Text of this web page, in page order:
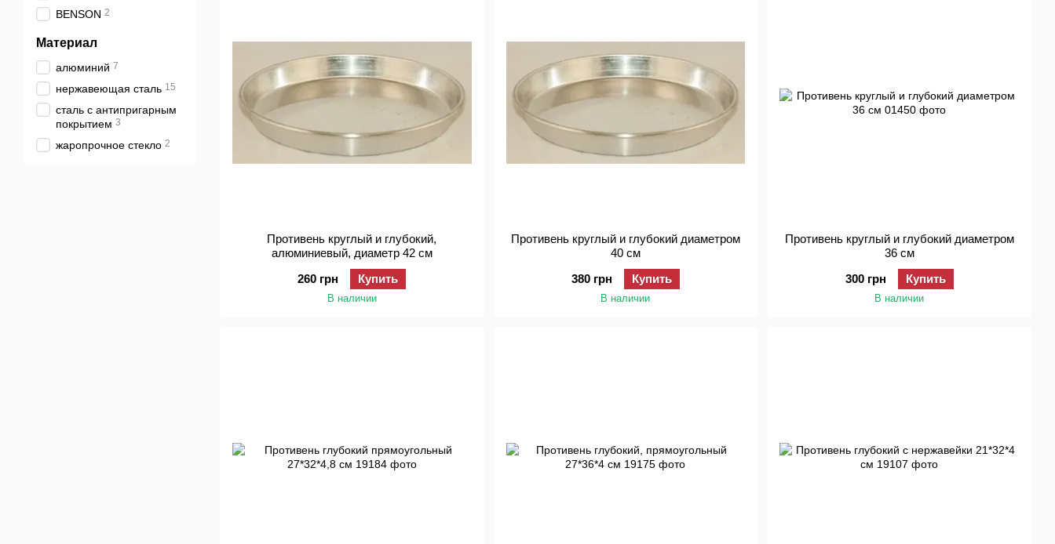
Противень круглый и глубокий,
алюминиевый, диаметр 42 см
260 грн
Купить
В наличии
Противень круглый и глубокий диаметром
40 см
380 грн
Купить
В наличии
Противень круглый и глубокий диаметром
36 см
300 грн
Купить
В наличии
BENSON 2
Материал
алюминий 7
нержавеющая сталь 15
сталь с антипригарным
покрытием 3
жаропрочное стекло 2